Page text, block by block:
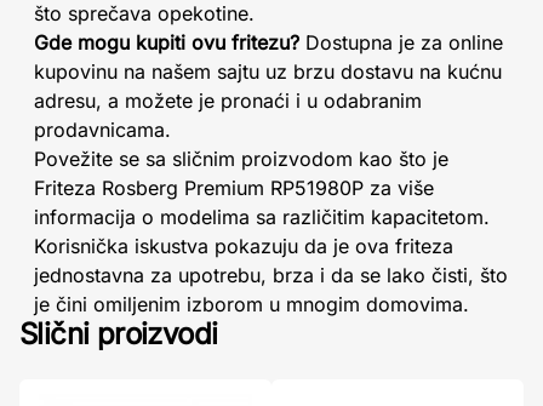
što sprečava opekotine.
Gde mogu kupiti ovu fritezu? Dostupna je za online
kupovinu na našem sajtu uz brzu dostavu na kućnu
adresu, a možete je pronaći i u odabranim
prodavnicama.
Povežite se sa sličnim proizvodom kao što je
Friteza Rosberg Premium RP51980P za više
informacija o modelima sa različitim kapacitetom.
Korisnička iskustva pokazuju da je ova friteza
jednostavna za upotrebu, brza i da se lako čisti, što
je čini omiljenim izborom u mnogim domovima.
Slični proizvodi